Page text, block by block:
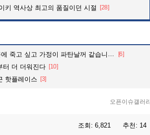
키 역사상 최고의 품질이던 시절 [28]
죽고 싶고 가정이 파탄날꺼 같습니다. [6]
터 더 더워진다 [10]
핫플레이스 [3]
오픈이슈갤러리
조회: 6,821 추천: 14